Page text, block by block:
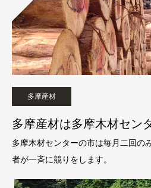
多摩産材
多摩産材は多摩木材セン
多摩木材センターの市は毎月二回の
者が一斉に競りをします。